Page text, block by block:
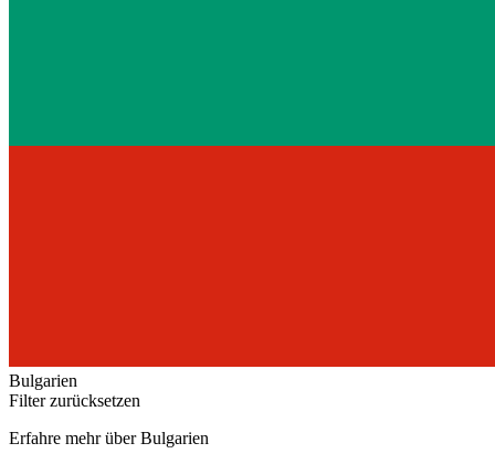
Bulgarien
Filter zurücksetzen
Erfahre mehr über Bulgarien